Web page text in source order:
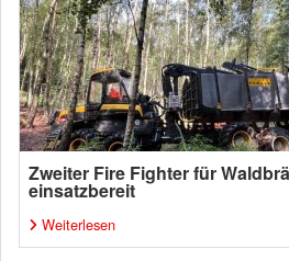
Zweiter Fire Fighter für
einsatzbereit
Weiterlesen